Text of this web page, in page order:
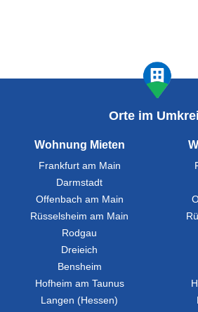
Orte im
Wohnung Mieten
Frankfurt am Main
Darmstadt
Offenbach am Main
Rüsselsheim am Main
Rodgau
Dreieich
Bensheim
Hofheim am Taunus
Langen (Hessen)